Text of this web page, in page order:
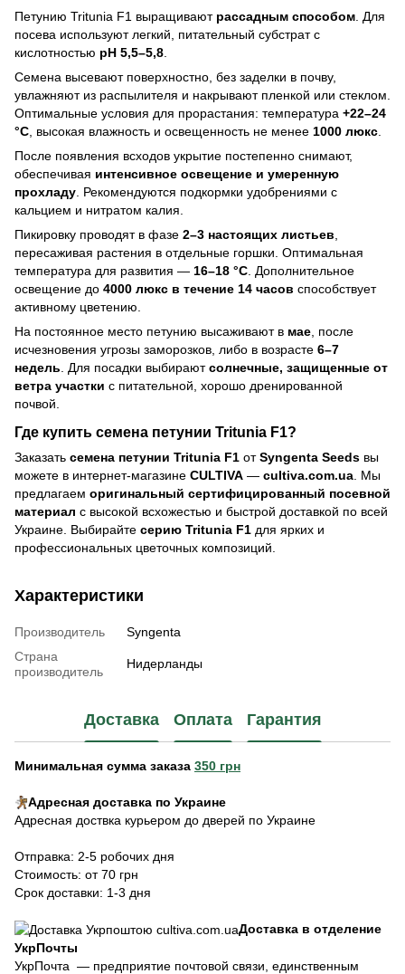
Петунию Tritunia F1 выращивают рассадным способом . Для
посева используют легкий, питательный субстрат с
кислотностью pH 5,5–5,8
Семена высевают поверхностно, без заделки в почву,
увлажняют из распылителя и накрывают пленкой или стеклом.
Оптимальные условия для прорастания: температура +22–24
°C , высокая влажность и освещенность не менее 1000 люкс
После появления всходов укрытие постепенно снимают,
обеспечивая интенсивное освещение и умеренную
прохладу . Рекомендуются подкормки удобрениями с
кальцием и нитратом калия.
Пикировку проводят в фазе 2–3 настоящих листьев
пересаживая растения в отдельные горшки. Оптимальная
температура для развития — 16–18 °C . Дополнительное
освещение до 4000 люкс в течение 14 часов способствует
активному цветению.
На постоянное место петунию высаживают в мае , после
исчезновения угрозы заморозков, либо в возрасте 6–7
недель . Для посадки выбираютсолнечные, защищенные от
ветра участки с питательной, хорошо дренированной
почвой.
Где купить семена петунии Tritunia F1?
Заказать семена петунии Tritunia F1 отSyngenta Seeds вы
можете в интернет-магазине CULTIVA — cultiva.com.ua . Мы
предлагаем оригинальный сертифицированный посевной
материал с высокой всхожестью и быстрой доставкой по всей
Украине. Выбирайте серию Tritunia F1 для ярких и
профессиональных цветочных композиций.
Характеристики
Производитель
Syngenta
Страна
производитель
Нидерланды
Доставка Оплата Гарантия
Минимальная сумма заказа 350 грн
Адресная доставка по Украине
Адресная доствка курьером до дверей по Украине
Отправка: 2-5 робочих дня
Стоимость: от 70 грн
Срок доставки: 1-3 дня
Доставка в отделение
УкрПочты
УкрПочта — предприятие почтовой связи, единственным